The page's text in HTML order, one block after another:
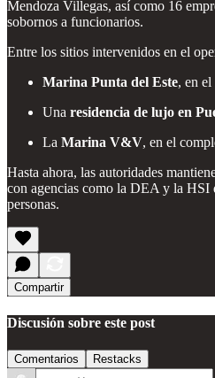
Mendoza Villegas, así como 16
sobornos a funcionarios.
Entre los sitios intervenidos en el
Marina Punta del Este, en
Una residencia de lujo en
La Marina V&V, en el
Hasta ahora, las autoridades
con agencias como la DEA y la HSI
personas.
Compartir
Discusión sobre este post
Comentarios Restacks